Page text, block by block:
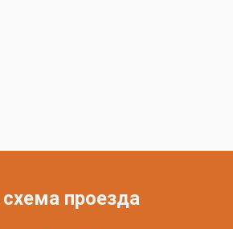
проезда